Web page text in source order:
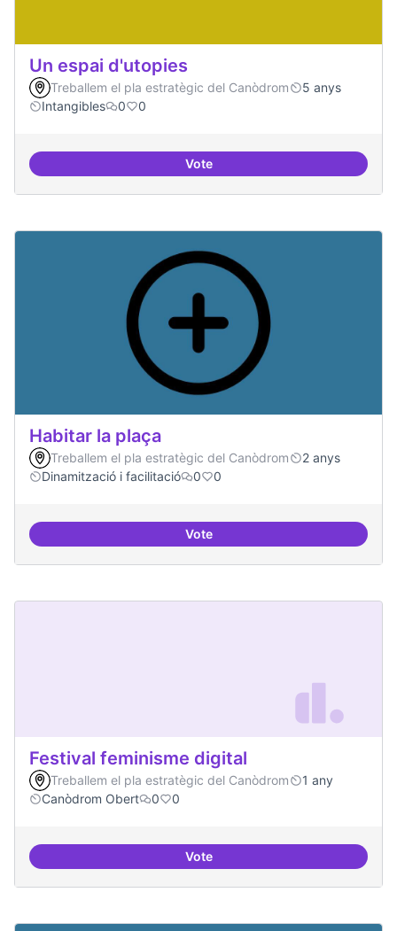
Un espai d'utopies
Treballem el pla estratègic del Canòdrom
5 anys
Intangibles
0 0
VoteUn espai d'utopies
Habitar la plaça
Treballem el pla estratègic del Canòdrom
2 anys
Dinamització i facilitació
0 0
VoteHabitar la plaça
Festival feminisme digital
Treballem el pla estratègic del Canòdrom
1 any
Canòdrom Obert
0 0
VoteFestival feminisme digital